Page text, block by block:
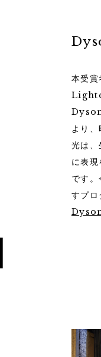
本受
より、
光は、
に表
です
すプロ